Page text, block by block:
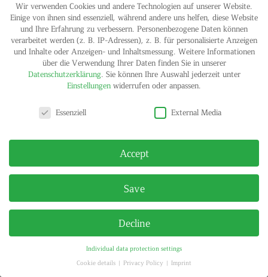
IMPRINT
PRIVACY POLICY
© HELGA MARIA KLOSTERFELDE | ALL RIGHTS RESERVED
Wir verwenden Cookies und andere Technologien auf unserer Website.
Einige von ihnen sind essenziell, während andere uns helfen, diese Website
und Ihre Erfahrung zu verbessern. Personenbezogene Daten können
verarbeitet werden (z. B. IP-Adressen), z. B. für personalisierte Anzeigen
und Inhalte oder Anzeigen- und Inhaltsmessung. Weitere Informationen
über die Verwendung Ihrer Daten finden Sie in unserer
Datenschutzerklärung. Sie können Ihre Auswahl jederzeit unter
Einstellungen widerrufen oder anpassen.
Essenziell
External Media
Accept
Save
Decline
Individual data protection settings
Cookie details
Privacy Policy Imprint